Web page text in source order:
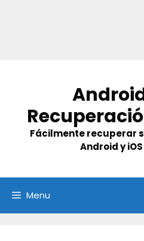
content
Fácilmente recuperar
Android y
Menu